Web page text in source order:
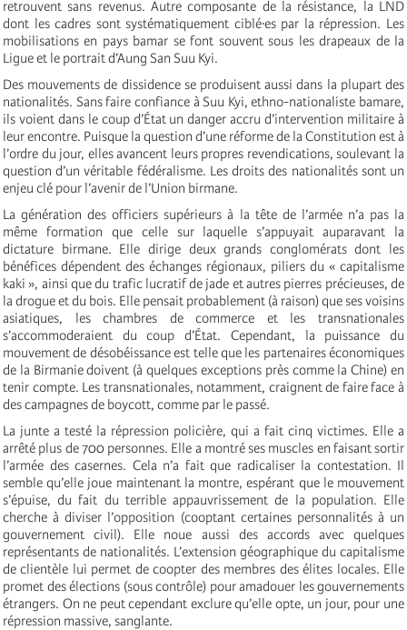
retrouvent sans revenus. Autre composante de la résistance, la LND
dont les cadres sont systématiquement ciblé·es par la répression. Les
mobilisations en pays bamar se font souvent sous les drapeaux de la
Ligue et le portrait d’Aung San Suu Kyi.
Des mouvements de dissidence se produisent aussi dans la plupart des
nationalités. Sans faire confiance à Suu Kyi, ethno-nationaliste bamare,
ils voientdans le coup d’État un danger accru d’intervention militaire à
leur encontre. Puisque la question d’une réforme de la Constitution est à
l’ordre du jour, elles avancent leurs propres revendications, soulevant la
question d’un véritable fédéralisme. Les droits des nationalités sont un
enjeu clé pour l’avenir de l’Union birmane.
La génération des officiers supérieurs à la tête de l’armée n’a pas la
même formation que celle sur laquelle s’appuyait auparavant la
dictature birmane. Elle dirige deux grands conglomérats dont les
bénéfices dépendent des échanges régionaux, piliers du « capitalisme
kaki », ainsi que du trafic lucratif de jade et autres pierres précieuses, de
la drogue et du bois. Elle pensait probablement (à raison) que ses voisins
asiatiques, les chambres de commerce et les transnationales
s’accommoderaient du coup d’État. Cependant, la puissance du
mouvement de désobéissance est telle que les partenaires économiques
de la Birmanie doivent (à quelques exceptions près comme la Chine) en
tenir compte. Les transnationales, notamment, craignent de faire face à
des campagnes de boycott, comme par le passé.
La junte a testé la répression policière, qui a fait cinq victimes. Elle a
arrêté plus de 700 personnes. Elle a montré ses muscles en faisant sortir
l’armée des casernes. Cela n’a fait que radicaliser la contestation. Il
semble qu’elle joue maintenant la montre, espérant que le mouvement
s’épuise, du fait du terrible appauvrissement de la population. Elle
cherche à diviser l’opposition (cooptant certaines personnalités à un
gouvernement civil). Elle noue aussi des accords avec quelques
représentants de nationalités. L’extension géographique du capitalisme
de clientèle lui permet de coopter des membres des élites locales. Elle
promet des élections (sous contrôle) pour amadouer les gouvernements
étrangers. On ne peut cependant exclure qu’elle opte, un jour, pour une
répression massive, sanglante.